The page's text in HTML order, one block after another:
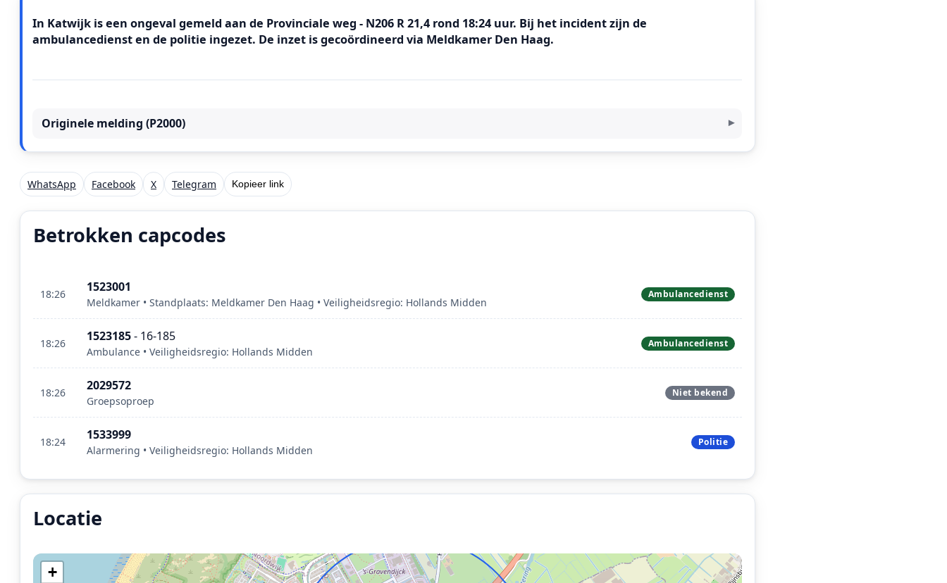
Meldingstekst
In Katwijk is een ongeval gemeld aan de Provinciale weg - N206 R 21,4 rond 18:24 uur. Bij het incident zijn de
ambulancedienst en de politie ingezet. De inzet is gecoördineerd via Meldkamer Den Haag.
Originele melding (P2000)
WhatsApp Facebook X Telegram Kopieer link
Betrokken capcodes
18:26 1523001
Meldkamer • Standplaats: Meldkamer Den Haag • Veiligheidsregio: Hollands Midden
Ambulancedienst
18:26 1523185- 16-185
Ambulance • Veiligheidsregio: Hollands Midden
Ambulancedienst
18:26 2029572
Groepsoproep
Niet bekend
18:24 1533999
Alarmering • Veiligheidsregio: Hollands Midden
Politie
Locatie
+
Locatie van het incident: Provinciale weg - N206 R 21,4, Katwijk.